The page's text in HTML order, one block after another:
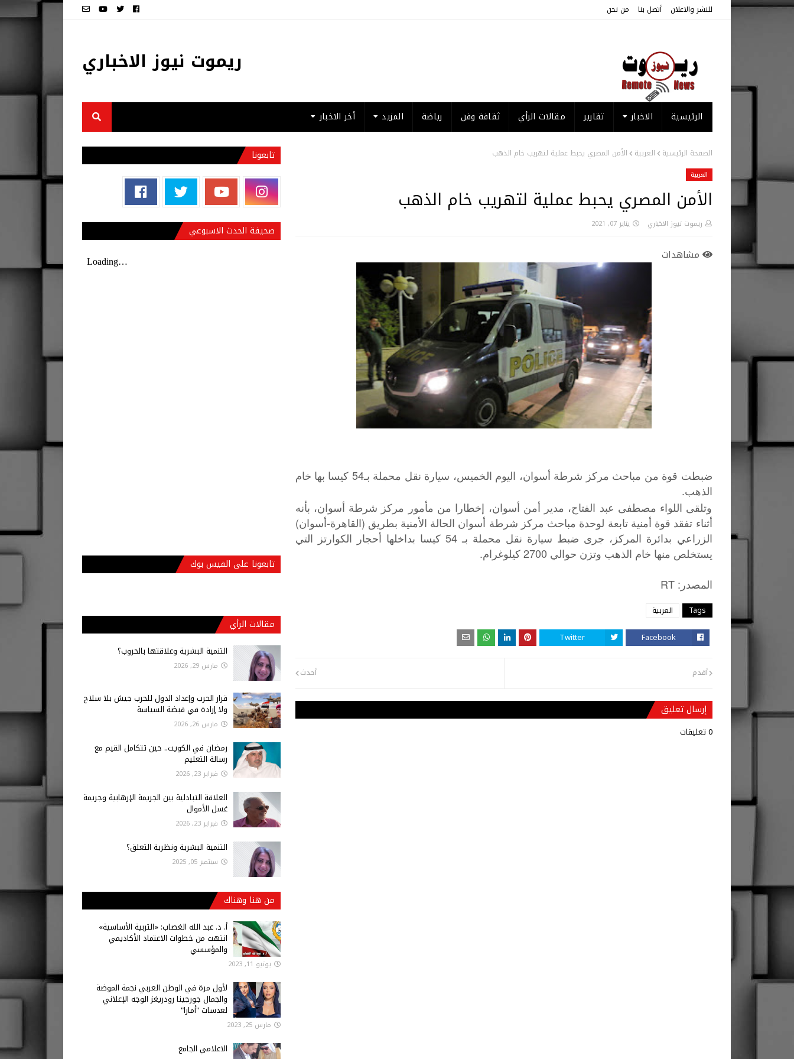
للنشر والاعلان أتصل بنا من نحن
ريموت نيوز الاخباري
الرئيسية الاخبار تقارير مقالات الرأي ثقافة وفن رياضة المزيد أخر الاخبار
الصفحة الرئيسية العربية الأمن المصري يحبط عملية لتهريب خام الذهب
العربية
الأمن المصري يحبط عملية لتهريب خام الذهب
ريموت نيوز الاخباري يناير 07, 2021
مشاهدات
ضبطت قوة من مباحث مركز شرطة أسوان، اليوم الخميس، سيارة نقل محملة بـ54 كيسا بها خام
الذهب.
وتلقى اللواء مصطفى عبد الفتاح، مدير أمن أسوان، إخطارا من مأمور مركز شرطة أسوان، بأنه
أثناء تفقد قوة أمنية تابعة لوحدة مباحث مركز شرطة أسوان الحالة الأمنية بطريق (القاهرة-أسوان)
الزراعي بدائرة المركز، جرى ضبط سيارة نقل محملة بـ 54 كيسا بداخلها أحجار الكوارتز التي
يستخلص منها خام الذهب وتزن حوالي 2700 كيلوغرام.
المصدر : RT
Tags العربية
Facebook
Twitter
أحدث أقدم
إرسال تعليق
0 تعليقات
تابعونا
صحيفة الحدث الاسبوعي
تابعونا على الفيس بوك
مقالات الرأي
التنمية البشرية وعلاقتها بالحروب؟
مارس 29, 2026
قرار الحرب وإعداد الدول للحرب جيش بلا سلاح
ولا إرادة في قبضة السياسة
مارس 26, 2026
رمضان في الكويت.. حين تتكامل القيم مع
رسالة التعليم
فبراير 23, 2026
العلاقة التبادلية بين الجريمة الإرهابية وجريمة
غسل الأموال
فبراير 23, 2026
التنمية البشرية ونظرية التعلق؟
سبتمبر 05, 2025
من هنا وهناك
أ‌. د. عبد الله الغصاب: «التربية الأساسية»
انتهت من خطوات الاعتماد الأكاديمي
والمؤسسي
يونيو 11, 2023
لأول مرة في الوطن العربي نجمة الموضة
والجمال جورجينا رودريغز الوجه الإعلاني
لعدسات "أمارا"
مارس 25, 2023
الاعلامي الجامع